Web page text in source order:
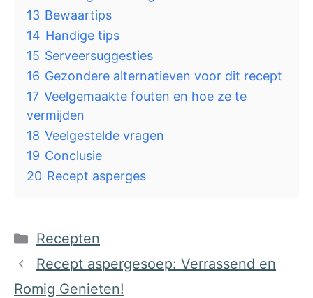
13 Bewaartips
14 Handige tips
15 Serveersuggesties
16 Gezondere alternatieven voor dit recept
17 Veelgemaakte fouten en hoe ze te
vermijden
18 Veelgestelde vragen
19 Conclusie
20 Recept asperges
Categorieën
Recepten
Recept aspergesoep: Verrassend en
Romig Genieten!